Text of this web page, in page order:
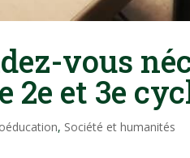
vous
2e et 3e
, Société et humanités